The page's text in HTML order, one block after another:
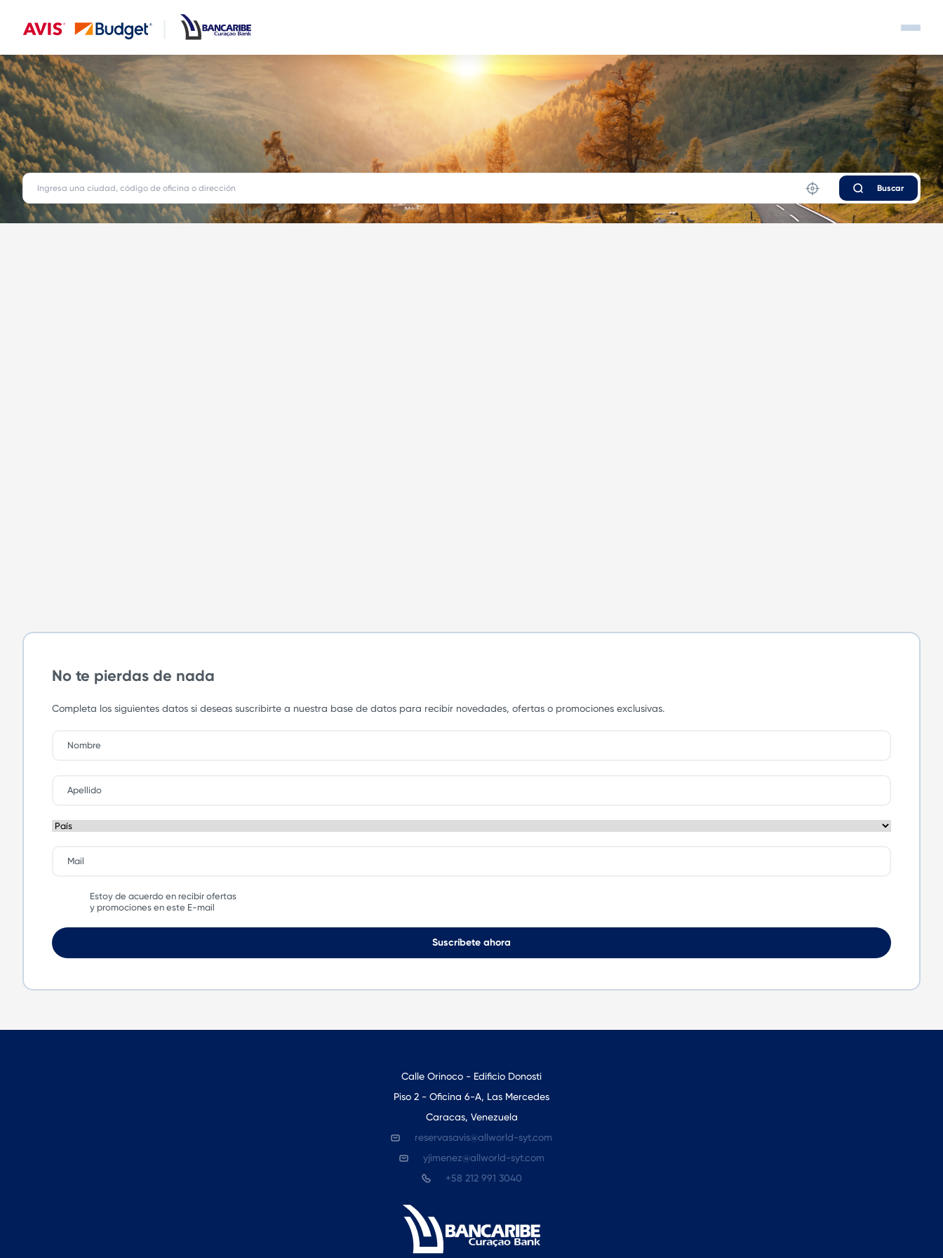
Buscar
No te pierdas de nada
Completa los siguientes datos si deseas suscribirte a nuestra base de datos para recibir novedades, ofertas o promociones exclusivas.
Estoy de acuerdo en recibir ofertas
y promociones en este E-mail
Suscríbete ahora
Calle Orinoco - Edificio Donosti
Piso 2 - Oficina 6-A, Las Mercedes
Caracas, Venezuela
reservasavis@allworld-syt.com
yjimenez@allworld-syt.com
+58 212 991 3040